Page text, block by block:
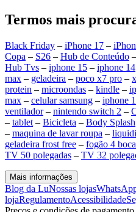
Termos mais
Black Friday – iPhone 17 –
Copa – S26 – Hub de Conteúdo –
Hub Tvs – iphone 15 – iphone 14
max – geladeira – poco x7 pro –
protein – microondas – kindle –
max – celular samsung – iphone
ventilador– nintendo switch 2 –
– tablet – Bicicleta – Body Splash
– maquina de lavar roupa –
geladeira frost free – fogão 4
TV 50 polegadas – TV 32
Mais informações
Blog da LuNossas lojas
lojaRegulamentoAcessibilidade